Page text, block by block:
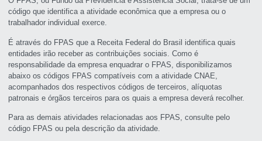
código que identifica a atividade econômica que a empresa ou o
trabalhador individual exerce.
É através do FPAS que a Receita Federal do Brasil identifica quais
entidades irão receber as contribuições sociais. Como é
responsabilidade da empresa enquadrar o FPAS, disponibilizamos
abaixo os códigos FPAS compatíveis com a atividade CNAE,
acompanhados dos respectivos códigos de terceiros, alíquotas
patronais e órgãos terceiros para os quais a empresa deverá recolher.
Para as demais atividades relacionadas aos FPAS, consulte pelo
código FPAS ou pela descrição da atividade.